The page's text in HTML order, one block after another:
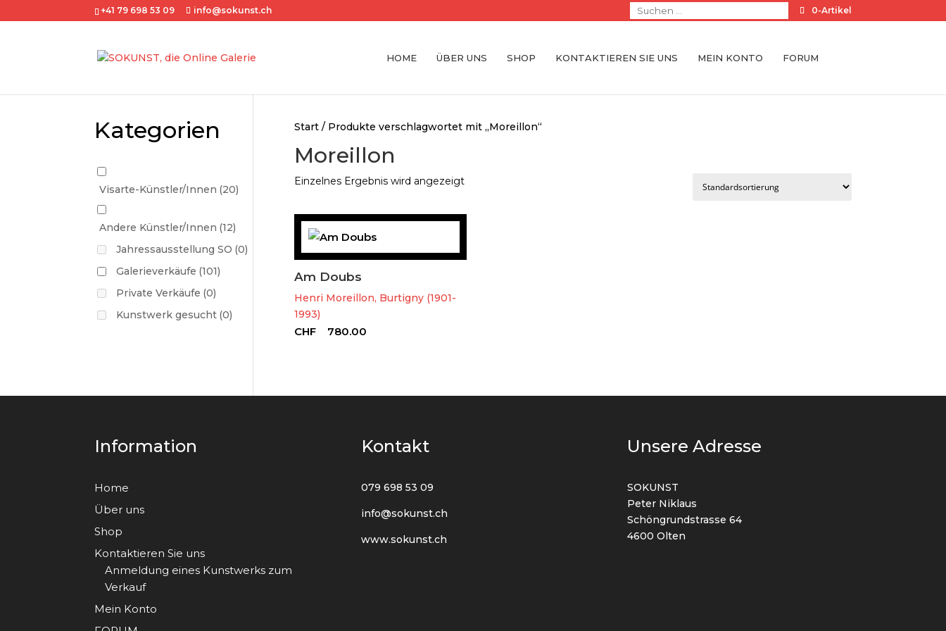
+41 79 698 53 09 info@sokunst.ch 0-Artikel
HOME ÜBER UNS SHOP KONTAKTIEREN SIE UNS MEIN KONTO FORUM
Start/ Produkte verschlagwortet mit „Moreillon“
Moreillon
Einzelnes Ergebnis wird angezeigt
Am Doubs
Henri Moreillon, Burtigny (1901-
1993)
CHF 780.00
Kategorien
Visarte-Künstler/Innen (20)
Andere Künstler/Innen (12)
Jahressausstellung SO (0)
Galerieverkäufe (101)
Private Verkäufe (0)
Kunstwerk gesucht (0)
Information
Home
Über uns
Shop
Kontaktieren Sie uns
Anmeldung eines Kunstwerks zum
Verkauf
Mein Konto
Kontakt
079 698 53 09
info@sokunst.ch
www.sokunst.ch
Unsere Adresse
SOKUNST
Peter Niklaus
Schöngrundstrasse 64
4600 Olten